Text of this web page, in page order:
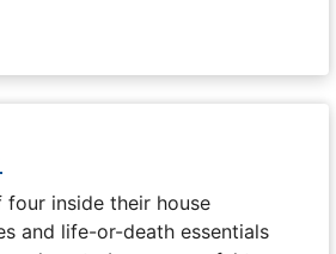
inside their house
and life-or-death essentials